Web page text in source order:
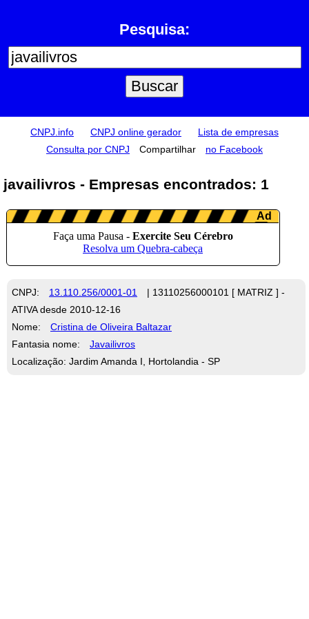
Pesquisa:
CNPJ.info CNPJ online gerador
Lista de empresas
Consulta por CNPJ
Compartilhar no Facebook
javailivros - Empresas encontrados: 1
CNPJ: 13.110.256/0001-01
| 13110256000101 [ MATRIZ ] -
ATIVA desde 2010-12-16
Nome:
Cristina de Oliveira Baltazar
Fantasia nome:
Javailivros
Localização: Jardim Amanda I, Hortolandia - SP